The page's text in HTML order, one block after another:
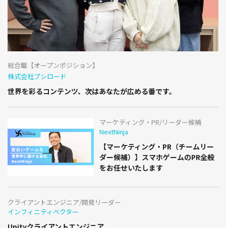
総合職【オープンポジション】
株式会社ブシロード
世界を彩るコンテンツ、次はあなたが広める番です。
マーケティング・PR/リーダー候補
NextNinja
【マーケティング・PR（チームリー
ダー候補）】スマホゲームのPR全般
をお任せいたします
クライアントエンジニア/開発リーダー
インフィニティベクター